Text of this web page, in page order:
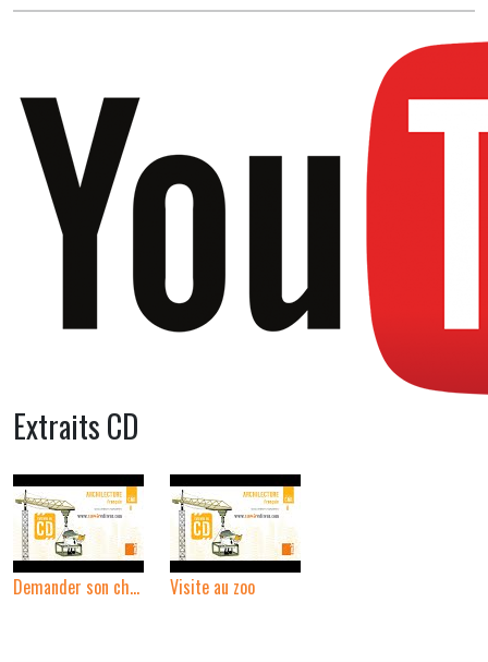
Extraits CD
Demander son chemin Visite au zoo